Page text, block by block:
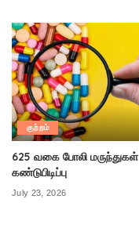
குற்றம்
625 வகை போலி மருந்துகள்
கண்டுபிடிப்பு
July 23, 2026